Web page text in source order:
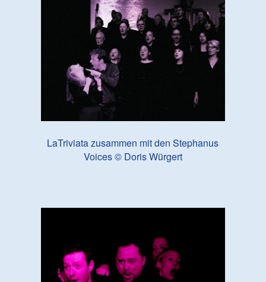
LaTriviata zusammen mit den Stephanus
Voices © Doris Würgert